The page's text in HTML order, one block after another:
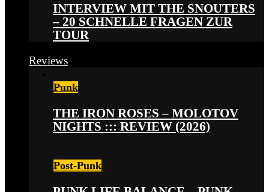
INTERVIEW MIT THE SNOUTERS
– 20 SCHNELLE FRAGEN ZUR
TOUR
Reviews
Punk
THE IRON ROSES – MOLOTOV
NIGHTS ::: REVIEW (2026)
Post-Punk